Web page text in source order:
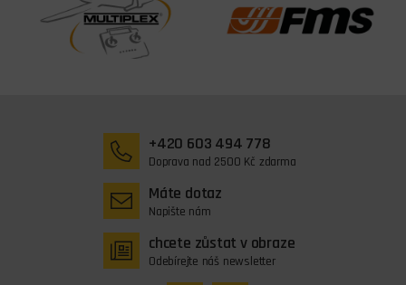
+420 603 494 778
Doprava nad 2500 Kč zdarma
Máte dotaz
Napište nám
chcete zůstat v obraze
Odebírejte náš newsletter